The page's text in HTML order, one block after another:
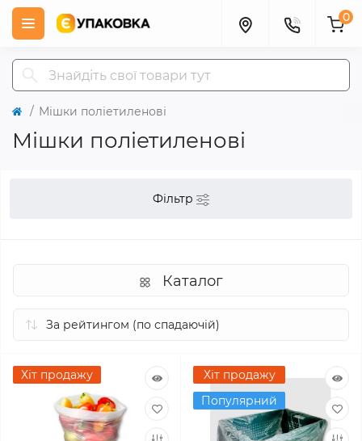
0
Мішки поліетиленові
Мішки поліетиленові
Фільтр
Каталог
Хіт продажу
Хіт продажу
Популярний